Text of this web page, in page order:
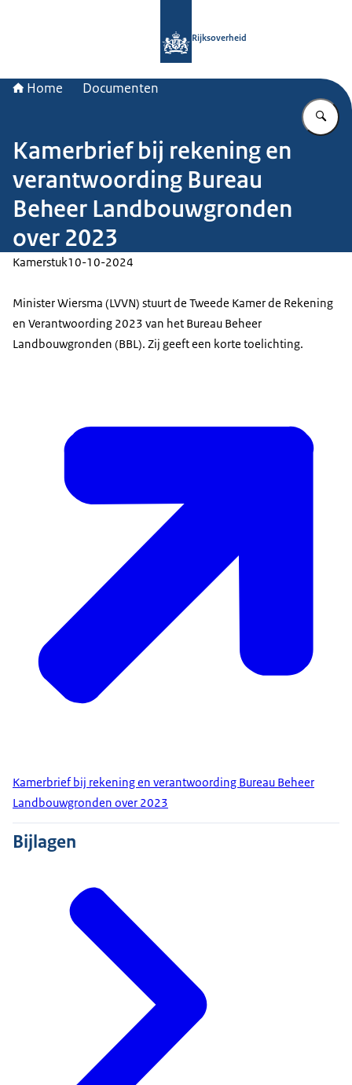
Rijksoverheid
Home Documenten
Kamerbrief bij rekening en
verantwoording Bureau
Beheer Landbouwgronden
over 2023
Kamerstuk10-10-2024
Minister Wiersma (LVVN) stuurt de Tweede Kamer de Rekening
en Verantwoording 2023 van het Bureau Beheer
Landbouwgronden (BBL). Zij geeft een korte toelichting.
Kamerbrief bij rekening en verantwoording Bureau Beheer
Landbouwgronden over 2023
Bijlagen